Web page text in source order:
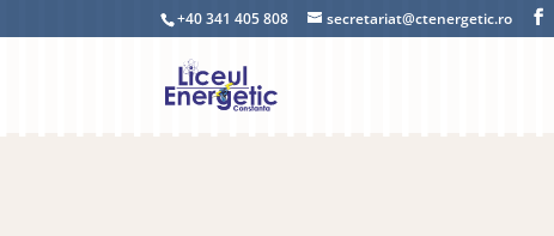
+40 341 405 808 secretariat@ctenergetic.ro